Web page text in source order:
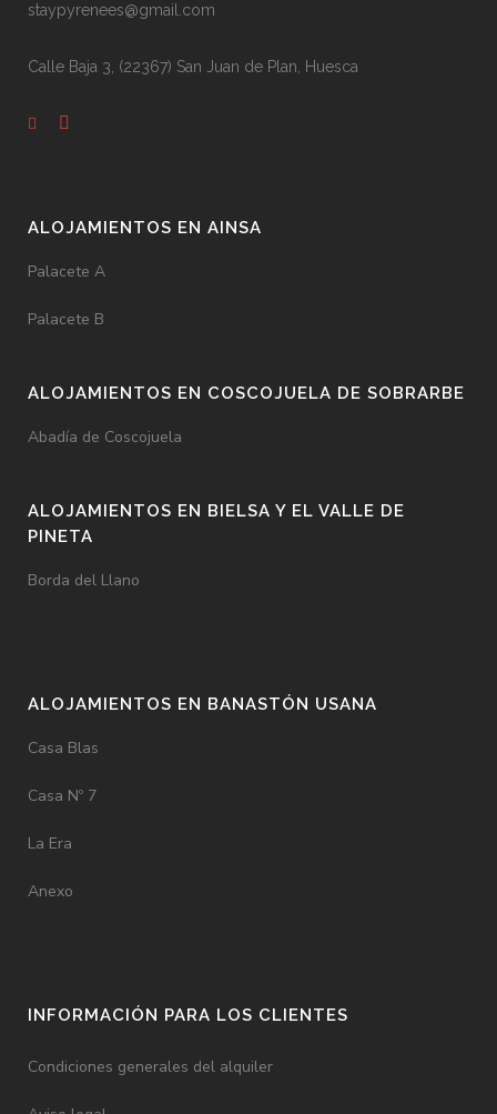
staypyrenees@gmail.com
Calle Baja 3, (22367) San Juan de Plan, Huesca
ALOJAMIENTOS EN AINSA
Palacete A
Palacete B
ALOJAMIENTOS EN COSCOJUELA DE SOBRARBE
Abadía de Coscojuela
ALOJAMIENTOS EN BIELSA Y EL VALLE DE
PINETA
Borda del Llano
ALOJAMIENTOS EN BANASTÓN USANA
Casa Blas
Casa Nº 7
La Era
Anexo
INFORMACIÓN PARA LOS CLIENTES
Condiciones generales del alquiler